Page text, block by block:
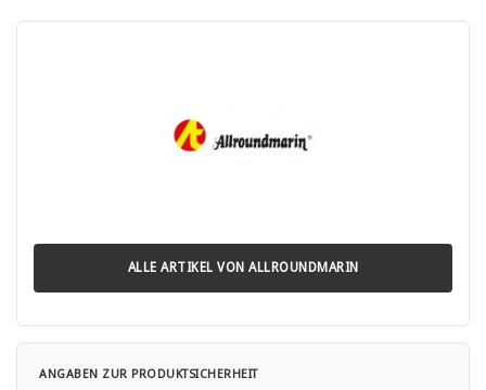
ALLE ARTIKEL VON ALLROUNDMARIN
ANGABEN ZUR PRODUKTSICHERHEIT